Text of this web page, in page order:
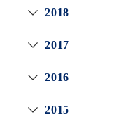
2018
2017
2016
2015